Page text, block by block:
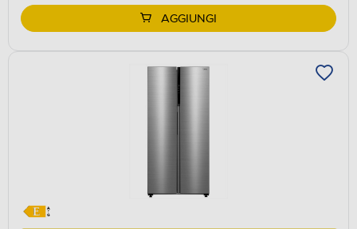
Youreko.
AGGIUNGI